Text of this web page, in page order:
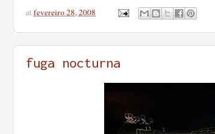
atfevereiro 28, 2008
fuga nocturna